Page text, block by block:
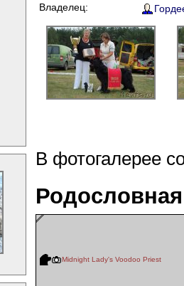
Владелец:
В фотогалерее
Родословная
Midnight Lady's Voodoo Priest